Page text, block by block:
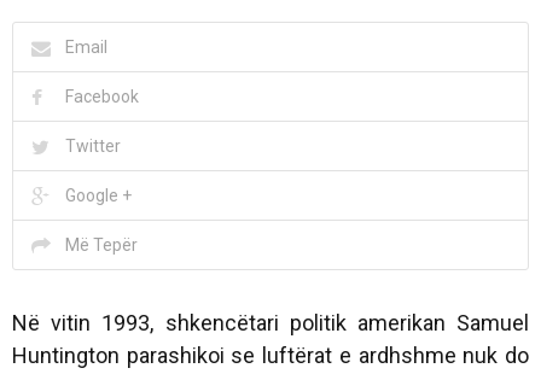
Email
Facebook
Twitter
Google +
Më Tepër
Në vitin 1993, shkencëtari politik amerikan Samuel
Huntington parashikoi se luftërat e ardhshme nuk do